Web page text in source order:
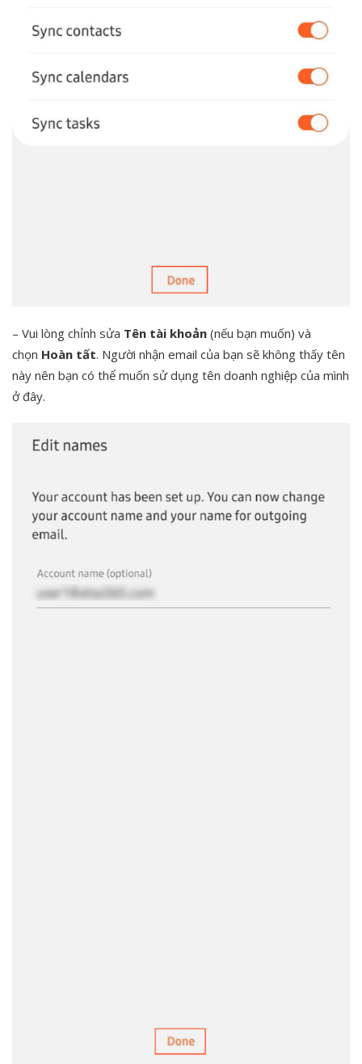
– Vui lòng chỉnh sửa Tên tài khoản (nếu bạn muốn) và
chọn Hoàn tất. Người nhận email của bạn sẽ không thấy tên
này nên bạn có thể muốn sử dụng tên doanh nghiệp của mình
ở đây.